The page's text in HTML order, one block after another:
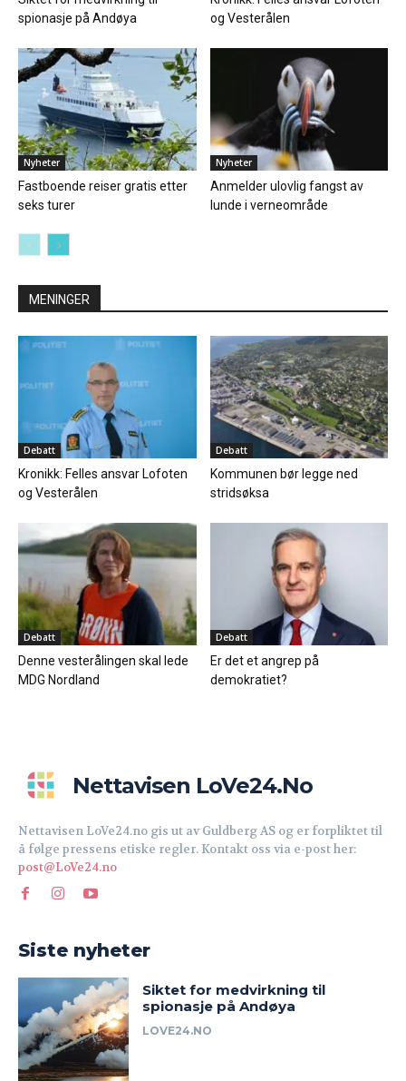
spionasje på Andøya
og Vesterålen
Nyheter
Fastboende reiser gratis etter
seks turer
Nyheter
Anmelder ulovlig fangst av
lunde i verneområde
MENINGER
Debatt
Kronikk: Felles ansvar Lofoten
og Vesterålen
Debatt
Kommunen bør legge ned
stridsøksa
Debatt
Denne vesterålingen skal lede
MDG Nordland
Debatt
Er det et angrep på
demokratiet?
Nettavisen LoVe24.no
Nettavisen LoVe24.no gis ut av Guldberg AS og er forpliktet til
å følge pressens etiske regler. Kontakt oss via e-post her:
post@LoVe24.no
Siste nyheter
Siktet for medvirkning til
spionasje på Andøya
LOVE24.NO